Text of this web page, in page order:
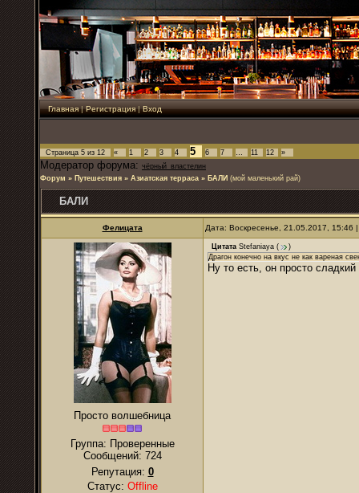
Главная|Регистрация|Вход
Страница 5 из 12 « 1 2 3 4 5 6 7 … 11 12 »
Модератор форума: чёрный_властелин
Форум » Путешествия » Азиатская терраса » БАЛИ (мой маленький рай)
БАЛИ
Фелицата Дата: Воскресенье, 21.05.2017,
Просто волшебница
Группа: Проверенные
Сообщений: 724
Репутация: 0
Статус: Offline
Цитата Stefaniaya (
)
Драгон конечно на вкус не как вареная
Ну то есть, он просто